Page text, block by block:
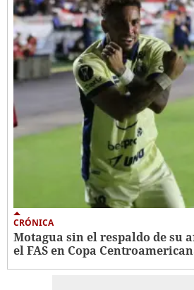
CRÓNICA
Motagua sin el respaldo de su
el FAS en Copa